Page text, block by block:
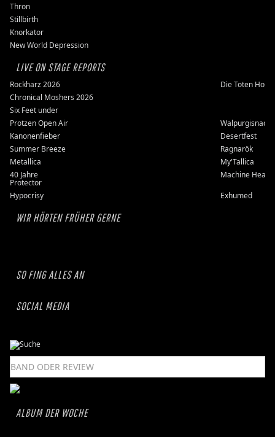
Thron
Stillbirth
Knorkator
New World Depression
LIVE ON STAGE REPORTS
Rockharz 2026
Die Toten
Chronical Moshers 2026
Six Feet under
Protzen Open Air
Walpurgisnacht
Kanonenfieber
Desertfest
Summer Breeze
Ragnarök
Metallica
My'Tallica
40 Jahre
Protector
Machine Head
Hypocrisy
Exhumed
WIR HÖRTEN FRÜHER GERNE
SO FING ALLES AN
SOCIAL MEDIA
ALBUM DER WOCHE